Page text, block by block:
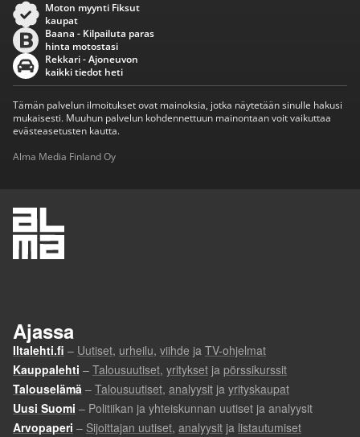
Moton myynti Fiksut
kaupat
Baana - Kilpailuta paras
hinta motostasi
Rekkari - Ajoneuvon
kaikki tiedot heti
Tämän palvelun ilmoitukset ovat mainoksia, jotka näytetään sinulle hakusi
mukaisesti. Muuhun palvelun kohdennettuun mainontaan voit vaikuttaa
evästeasetusten kautta.
Alma Media Finland Oy